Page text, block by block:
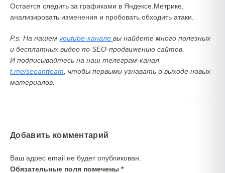
Остается следить за графиками в Яндексе.Метрике,
анализировать изменения и пробовать обходить атаки.
P.s. На нашем youtube-канале вы найдете много полезных
и бесплатных видео по SEO-продвижению сайтов.
И подписывайтесь на наш телеграм-канал
t.me/seoantteam, чтобы первыми узнавать о выходе новых
материалов.
Добавить комментарий
Ваш адрес email не будет опубликован.
Обязательные поля помечены *